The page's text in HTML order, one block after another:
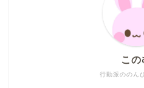
行動派ののん
この